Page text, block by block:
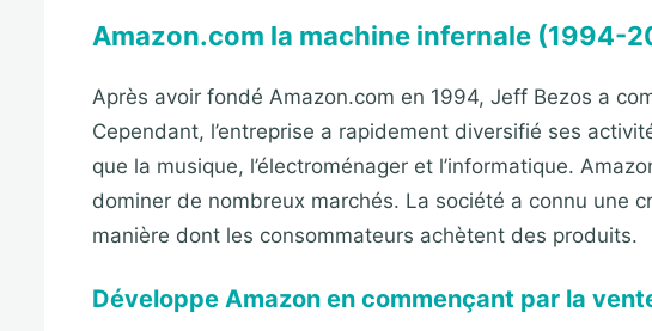
Amazon.com la machine infernale (1994-
Après avoir fondé Amazon.com en 1994, Jeff Bezos a
Cependant, l’entreprise a rapidement diversifié ses
que la musique, l’électroménager et l’informatique.
dominer de nombreux marchés. La société a connu une
manière dont les consommateurs achètent des produits.
Développe Amazon en commençant par la